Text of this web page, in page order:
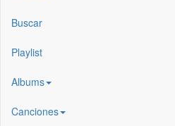
Buscar
Playlist
Albums
Canciones